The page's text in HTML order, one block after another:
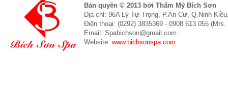
Bản quyền © 2013 bởi Thẩm Mỹ Bích Sơn
Địa chỉ: 96A Lý Tự Trọng, P.An Cư, Q.Ninh
Điện thoại: (0292) 3835369 - 0908 613 055 (Mrs.
Email: Spabichson@gmail.com
Website: www.bichsonspa.com